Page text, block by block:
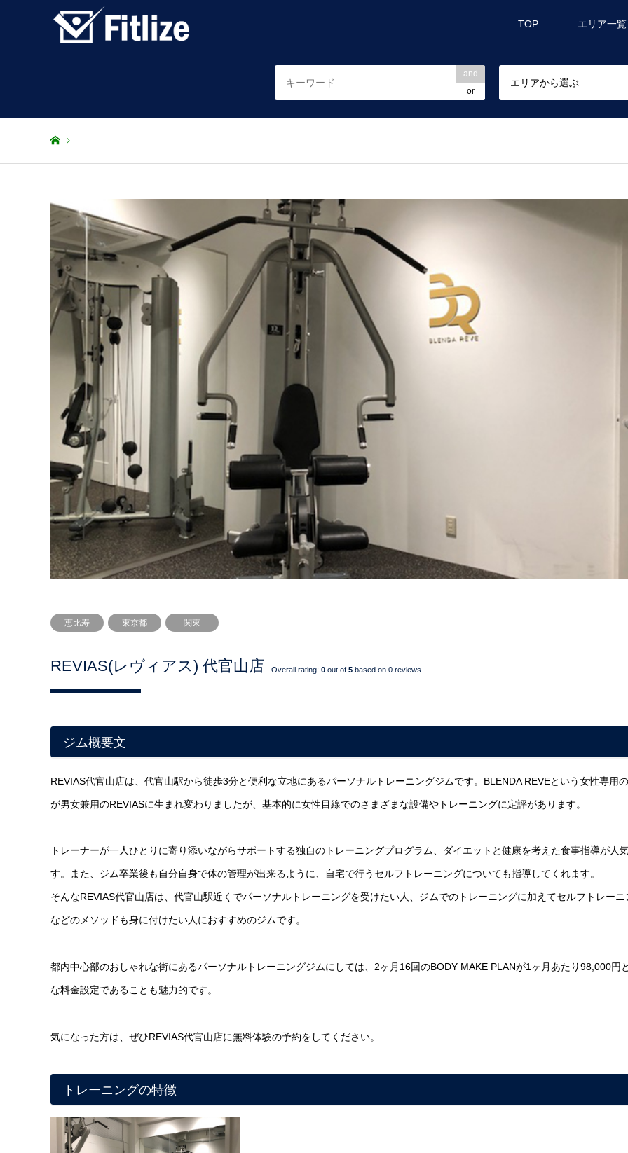
TOP エリア一覧
and
or
エリアから選ぶ
恵比寿 東京都 関東
REVIAS(レヴィアス) 代官山店 Overall rating: 0 out of 5 based on 0 reviews.
ジム概要文
REVIAS代官山店は、代官山駅から徒歩3分と便利な立地にあるパーソナルトレーニングジムです。BLENDA REVEという女性専用
が男女兼用のREVIASに生まれ変わりましたが、基本的に女性目線でのさまざまな設備やトレーニングに定評があります。
トレーナーが一人ひとりに寄り添いながらサポートする独自のトレーニングプログラム、ダイエットと健康を考えた食事指導が人
す。また、ジム卒業後も自分自身で体の管理が出来るように、自宅で行うセルフトレーニングについても指導してくれます。
そんなREVIAS代官山店は、代官山駅近くでパーソナルトレーニングを受けたい人、ジムでのトレーニングに加えてセルフトレーニ
などのメソッドも身に付けたい人におすすめのジムです。
都内中心部のおしゃれな街にあるパーソナルトレーニングジムにしては、2ヶ月16回のBODY MAKE PLANが1ヶ月あたり98,000円
な料金設定であることも魅力的です。
気になった方は、ぜひREVIAS代官山店に無料体験の予約をしてください。
トレーニングの特徴